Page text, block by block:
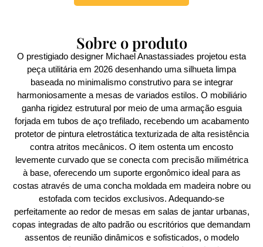
Sobre o produto
O prestigiado designer Michael Anastassiades projetou esta
peça utilitária em 2026 desenhando uma silhueta limpa
baseada no minimalismo construtivo para se integrar
harmoniosamente a mesas de variados estilos. O mobiliário
ganha rigidez estrutural por meio de uma armação esguia
forjada em tubos de aço trefilado, recebendo um acabamento
protetor de pintura eletrostática texturizada de alta resistência
contra atritos mecânicos. O item ostenta um encosto
levemente curvado que se conecta com precisão milimétrica
à base, oferecendo um suporte ergonômico ideal para as
costas através de uma concha moldada em madeira nobre ou
estofada com tecidos exclusivos. Adequando-se
perfeitamente ao redor de mesas em salas de jantar urbanas,
copas integradas de alto padrão ou escritórios que demandam
assentos de reunião dinâmicos e sofisticados, o modelo